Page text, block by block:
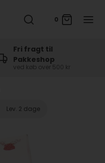
0
Fri fragt til
Pakkeshop
ved køb over 500 kr
Lev. 2 dage